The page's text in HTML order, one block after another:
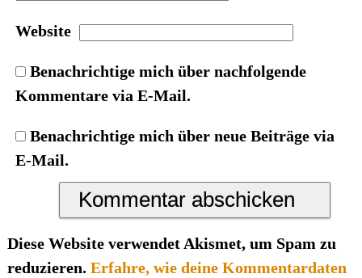
Website
Benachrichtige mich über nachfolgende
Kommentare via E-Mail.
Benachrichtige mich über neue Beiträge via
E-Mail.
Diese Website verwendet Akismet, um Spam zu
reduzieren. Erfahre, wie deine Kommentardaten